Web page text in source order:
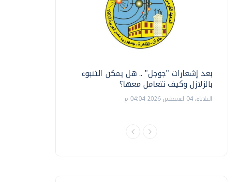
بعد إشعارات "جوجل" .. هل يمكن التنبوء
بالزلازل وكيف نتعامل معها؟
الثلاثاء، 04 اغسطس 2026 04:04 م